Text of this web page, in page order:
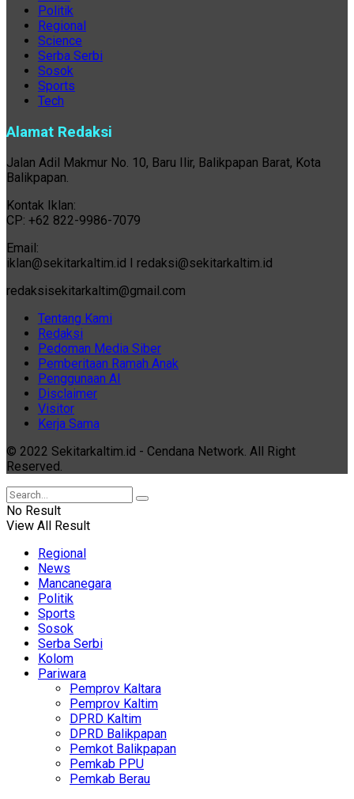
Politik
Regional
Science
Serba Serbi
Sosok
Sports
Tech
Alamat Redaksi
Jalan Adil Makmur No. 10, Baru Ilir, Balikpapan Barat, Kota
Balikpapan.
Kontak Iklan:
CP: +62 822-9986-7079
Email:
iklan@sekitarkaltim.id I redaksi@sekitarkaltim.id
redaksisekitarkaltim@gmail.com
Tentang Kami
Redaksi
Pedoman Media Siber
Pemberitaan Ramah Anak
Penggunaan AI
Disclaimer
Visitor
Kerja Sama
© 2022 Sekitarkaltim.id - Cendana Network. All Right
Reserved.
No Result
View All Result
Regional
News
Mancanegara
Politik
Sports
Sosok
Serba Serbi
Kolom
Pariwara
Pemprov Kaltara
Pemprov Kaltim
DPRD Kaltim
DPRD Balikpapan
Pemkot Balikpapan
Pemkab PPU
Pemkab Berau